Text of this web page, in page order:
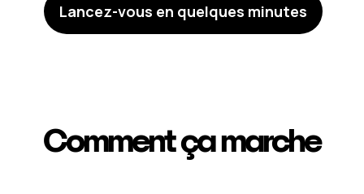
Lancez-vous en quelques minutes
Comment ça marche